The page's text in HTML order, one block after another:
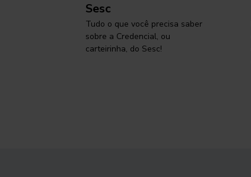
Sesc
Tudo o que você precisa saber
sobre a Credencial, ou
carteirinha, do Sesc!